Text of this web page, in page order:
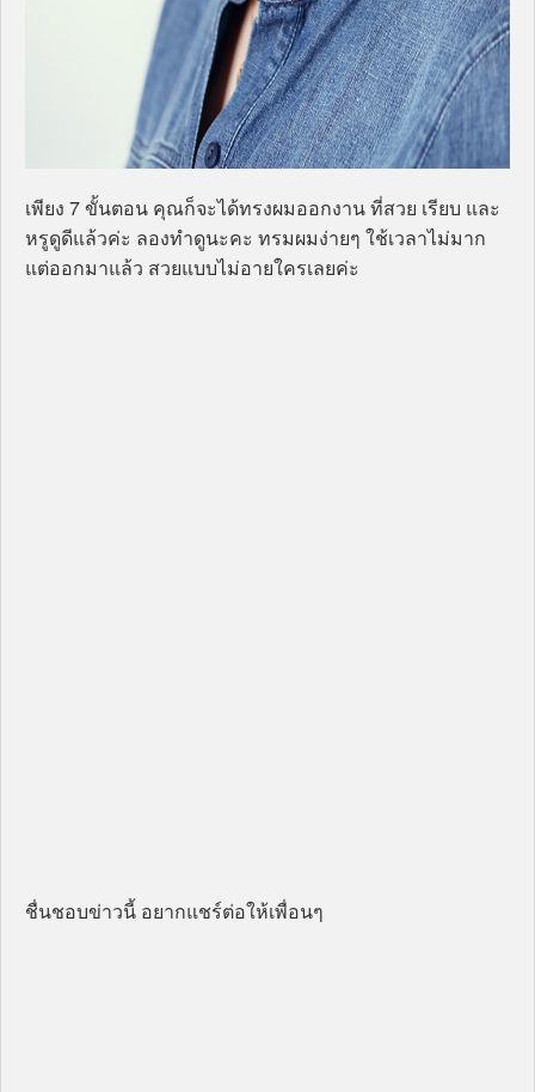
เพียง 7 ขั้นตอน คุณก็จะได้ทรงผมออกงาน ที่สวย เรียบ และ
หรูดูดีแล้วค่ะ ลองทำดูนะคะ ทรมผมง่ายๆ ใช้เวลาไม่มาก
แต่ออกมาแล้ว สวยแบบไม่อายใครเลยค่ะ
ชื่นชอบข่าวนี้ อยากแชร์ต่อให้เพื่อนๆ